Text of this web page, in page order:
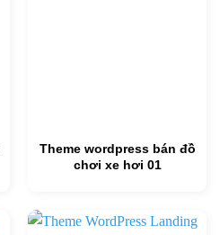
Theme wordpress bán đồ
chơi xe hơi 01